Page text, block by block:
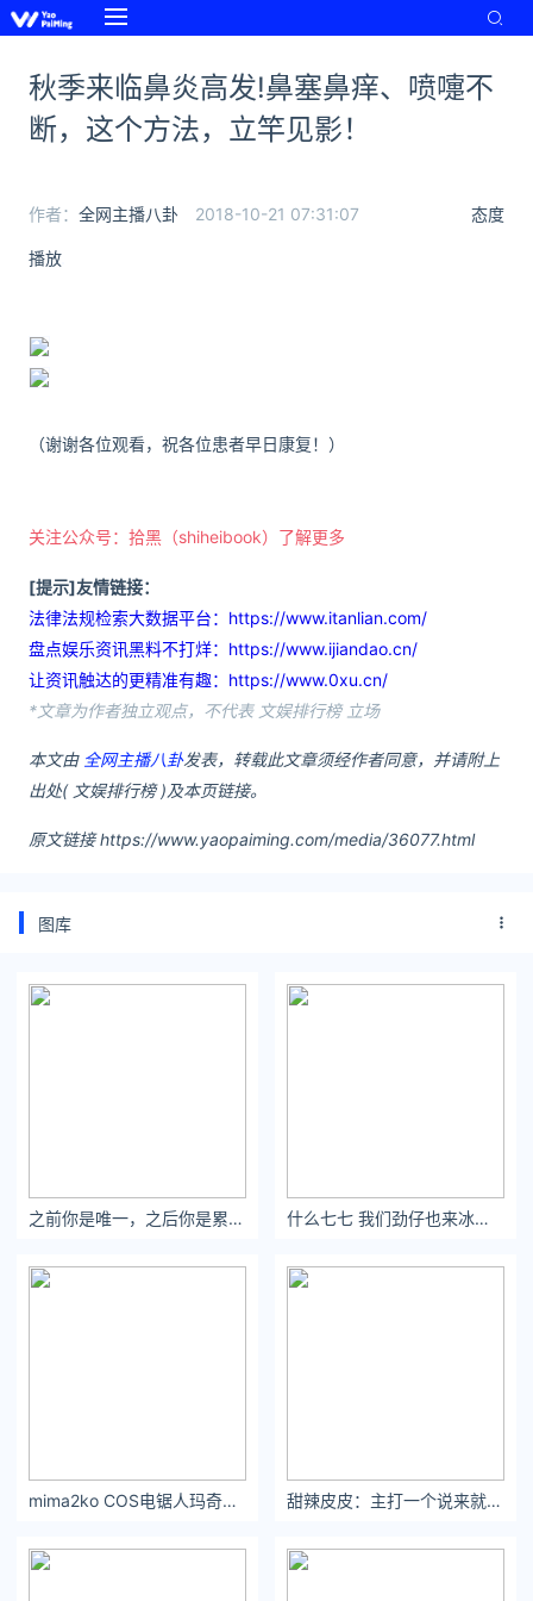
秋季来临鼻炎高发!鼻塞鼻痒、喷嚏不
断，这个方法，立竿见影！
态度
作者： 全网主播八卦 2018-10-21 07:31:07
播放
（谢谢各位观看，祝各位患者早日康复！）
关注公众号：拾黑（shiheibook）了解更多
[提示]友情链接：
法律法规检索大数据平台：https://www.itanlian.com/
盘点娱乐资讯黑料不打烊：https://www.ijiandao.cn/
让资讯触达的更精准有趣：https://www.0xu.cn/
*文章为作者独立观点，不代表 文娱排行榜 立场
本文由 全网主播八卦发表，转载此文章须经作者同意，并请附上
出处( 文娱排行榜 )及本页链接。
原文链接 https://www.yaopaiming.com/media/36077.html
图库
之前你是唯一，之后你是累赘。 什么七七 我们劲仔也来冰墩墩一下 ​​​​
mima2ko COS电锯人玛奇玛 御姐气质身材还原 甜辣皮皮：主打一个说来就来#餐桌舞蹈 #朋友聚会嗨起来